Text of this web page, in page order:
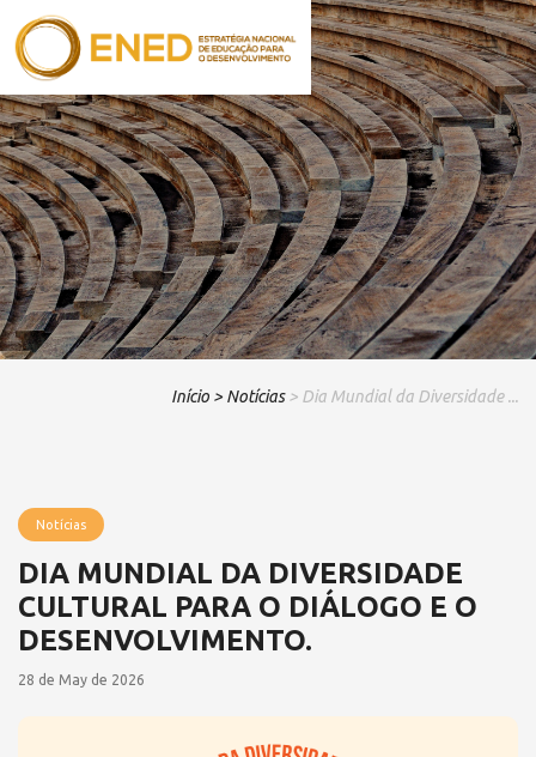
Início > Notícias > Dia Mundial da Diversidade ...
Notícias
DIA MUNDIAL DA DIVERSIDADE
CULTURAL PARA O DIÁLOGO E O
DESENVOLVIMENTO.
28 de May de 2026